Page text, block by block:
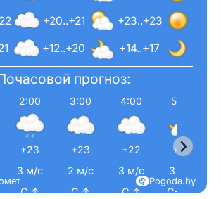
+20..+21
+12..+20
+23..+23
+14..+17
прогноз:
2:00
+23
3 м/с
С ↑
3:00
+23
2 м/с
С ↑
4:00
+22
3 м/с
С ↑
5:00
+22
3 м/с
С-З ↖
Pogoda.by